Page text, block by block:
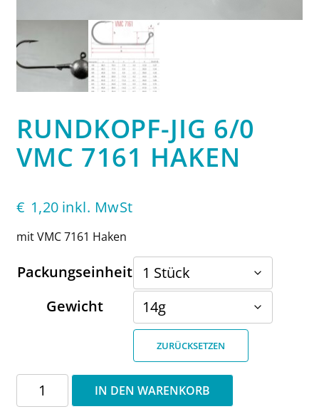
RUNDKOPF-JIG 6/0
VMC 7161 HAKEN
€ 1,20 inkl. MwSt
mit VMC 7161 Haken
Packungseinheit
Gewicht
ZURÜCKSETZEN
Rundkopf-
6/0
IN DEN WARENKORB